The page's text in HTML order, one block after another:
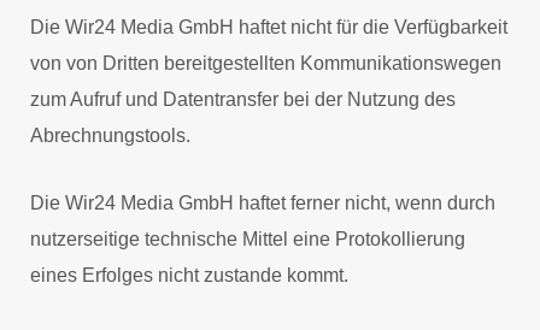
Die Wir24 Media GmbH haftet nicht für die Verfügbarkeit
von von Dritten bereitgestellten Kommunikationswegen
zum Aufruf und Datentransfer bei der Nutzung des
Abrechnungstools.
Die Wir24 Media GmbH haftet ferner nicht, wenn durch
nutzerseitige technische Mittel eine Protokollierung
eines Erfolges nicht zustande kommt.